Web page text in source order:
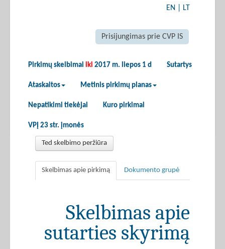
EN LT
Prisijungimas prie CVP IS
Pirkimų skelbimai iki 2017 m. liepos 1 d Sutartys
Ataskaitos Metinis pirkimų planas
Nepatikimi tiekėjai Kuro pirkimai
VPĮ 23 str. įmonės
Ted skelbimo peržiūra
Skelbimas apie pirkimą Dokumento grupė
Skelbimas apie
sutarties skyrimą